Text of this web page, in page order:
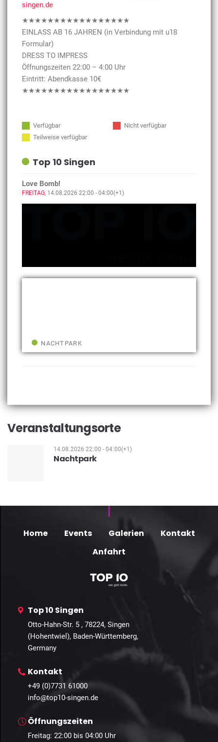
singen.de
★★★★★★★★★★★★★★★★★
EINLASS AB 16 JAHREN (in Verbindung mit u18
Formular)
DRESS TO IMPRESS
Öffnungszeiten 22:00 – 4:00 Uhr
Eintritt: Abendkasse 10€
★★★★★★★★★★★★★★★★★
Verfügbar
Teilweise verfügbar
Nicht verfügbar
Top 10 Singen
Love Bomb!
FREITAG, 14.08.2026 22:00 - 04:00(+1)
NACHTPARK
Veranstaltungsorte
14.08.2026 22:00 - 04:00(+1)
Nachtpark
Home Events Galerien
Kontakt
Anfahrt
Top 10 Singen
Otto-Hahn-Str. 5 , 78224, Singen
(Hohentwiel), Baden-Württemberg,
Germany
Kontakt
+49 (0)7731 61000
info@top10-singen.de
Öffnungszeiten
Freitag: 22:00 bis 04:00 Uhr